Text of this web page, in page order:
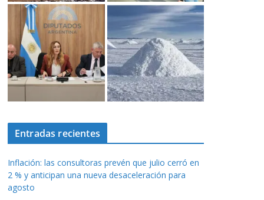
Entradas recientes
Inflación: las consultoras prevén que julio cerró en
2 % y anticipan una nueva desaceleración para
agosto